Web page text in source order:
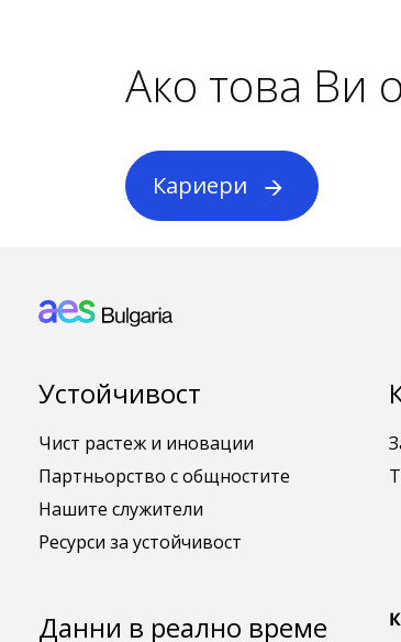
Ако това Ви
Кариери
Устойчивост
Чист растеж и иновации
Партньорство с общностите
Нашите служители
Ресурси за устойчивост
Данни в реално време